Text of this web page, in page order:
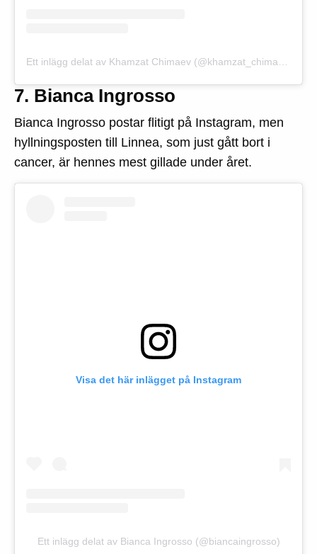
7. Bianca Ingrosso
Bianca Ingrosso postar flitigt på Instagram, men
hyllningsposten till Linnea, som just gått bort i
cancer, är hennes mest gillade under året.
Visa det här inlägget på Instagram
Ett inlägg delat av Bianca Ingrosso (@biancaingrosso)